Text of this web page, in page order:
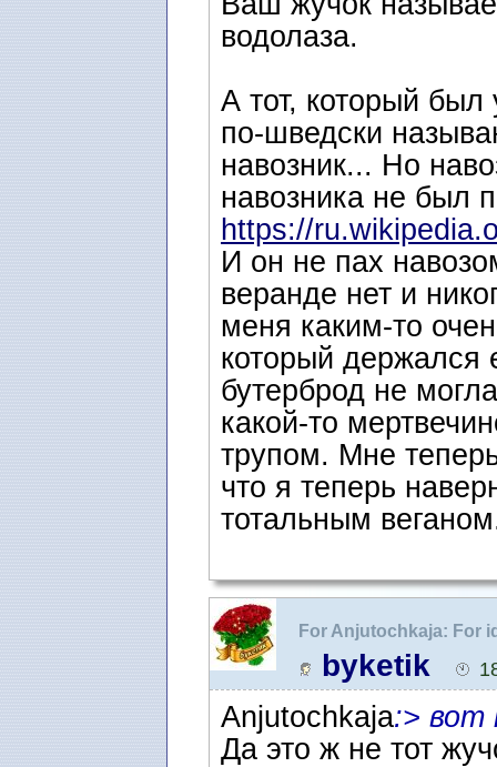
водолаза.
А тот, который
по-шведски
навозник... Но
навозника не был
https://
И он не пах
веранде нет и
меня каким-то
который держался
бутерброд не
какой-то
трупом. Мне
что я теперь
тотальным
For Anjutochkaja: For
разные жучки ...
byketik
Anjutochkaja:> вот
Да это ж не тот